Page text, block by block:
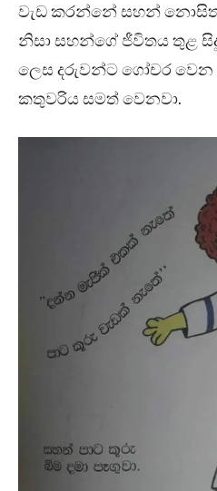
වැඩ කරන්නේ සහන්
නිසා සහන්ගේ ජීවිතය තුළ
ලෙස දරුවන්ට ගෝචර
කතුවරිය සමත් වෙනවා.